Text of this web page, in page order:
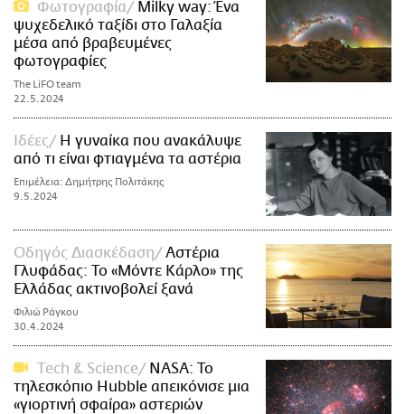
Φωτογραφία
Milky way: Ένα
ψυχεδελικό ταξίδι στο Γαλαξία
μέσα από βραβευμένες
φωτογραφίες
The LiFO team
22.5.2024
Ιδέες
Η γυναίκα που ανακάλυψε
από τι είναι φτιαγμένα τα αστέρια
Eπιμέλεια: Δημήτρης Πολιτάκης
9.5.2024
Οδηγός Διασκέδαση
Αστέρια
Γλυφάδας: Το «Μόντε Κάρλο» της
Ελλάδας ακτινοβολεί ξανά
Φιλιώ Ράγκου
30.4.2024
Τech & Science
NASA: Το
τηλεσκόπιο Hubble απεικόνισε μια
«γιορτινή σφαίρα» αστεριών